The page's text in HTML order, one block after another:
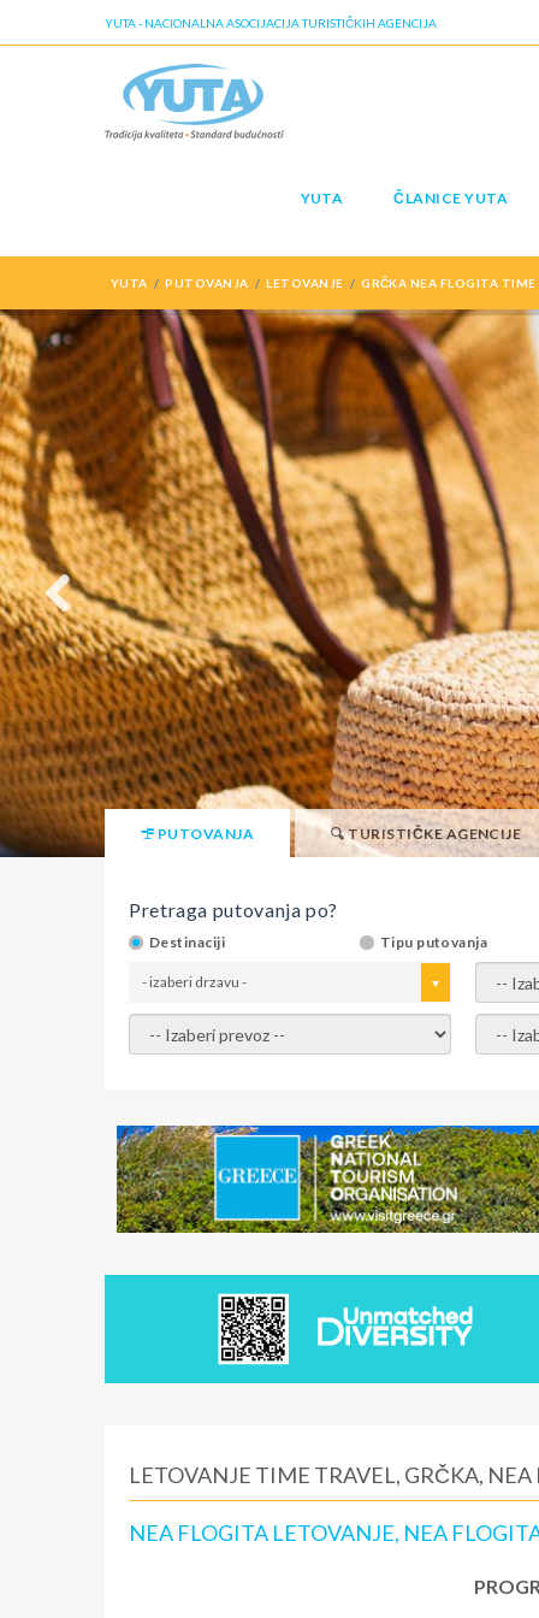
YUTA - NACIONALNA ASOCIJACIJA TURISTIČKIH AGENCIJA
YUTA ČLANICE YUTA
YUTA PUTOVANJA LETOVANJE GRČKA NEA FLOGITA TIME
PUTOVANJA TURISTIČKE AGENCIJE
Pretraga putovanja po?
Destinaciji Tipu putovanja
- izaberi drzavu - -
- izaberi prevoz - -
LETOVANJE TIME TRAVEL, GRČKA, NEA
NEA FLOGITA LETOVANJE, NEA